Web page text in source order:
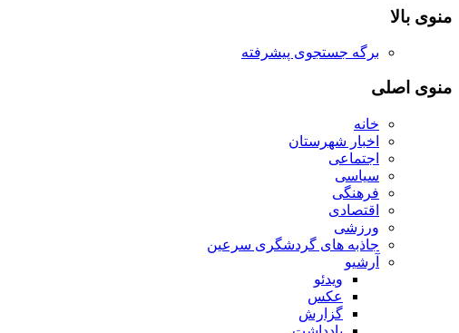
منوی بالا
برگه جستجوی پیشرفته
منوی اصلی
خانه
اخبار شهرستان
اجتماعی
سیاسی
فرهنگی
اقتصادی
ورزشی
جاذبه های گردشگری سرعین
آرشیو
ویدئو
عکس
گزارش